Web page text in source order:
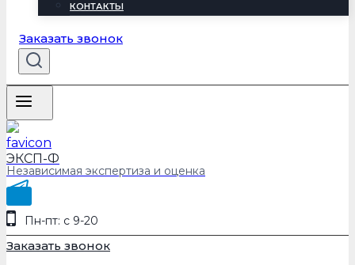
КОНТАКТЫ
Заказать звонок
ЭКСП-Ф
Независимая экспертиза и оценка
Пн-пт: с 9-20
Заказать звонок